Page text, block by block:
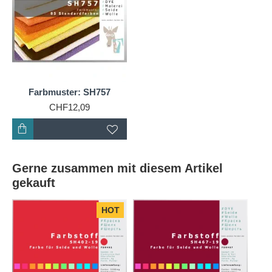
Die Farbe SH757 ist ein leuchtendes Orange, das an
die Wärme und Energie des Sonnenlichts erinnert.
Dieser Farbton hat eine hohe Sättigung und eine
Helligkeit, die Aufmerksamkeit erregt und eine
Psychologische Wirkung:
Orange wird oft mit Sonnenlicht und Wärme
assoziiert und hat eine belebende Wirkung auf
eine positive Einstellung zu fördern, geschätzt wird.
In der Farbpsychologie wird Orange mit Kreativität
und Abenteuerlust verbunden, was es zu einer
inspirierenden Wahl für Arbeits- und
Lernumgebungen macht.
Assoziationen und Auslösungen:
Farbmuster: SH757
CHF12,09
Gerne zusammen mit diesem Artikel
gekauft
HOT